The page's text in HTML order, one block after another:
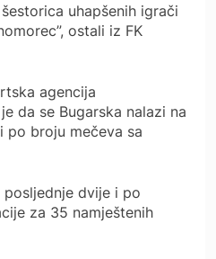
uhapšenih igrači
ostali iz FK
agencija
da se Bugarska nalazi na
po broju mečeva sa
dvije i po
za 35 namještenih